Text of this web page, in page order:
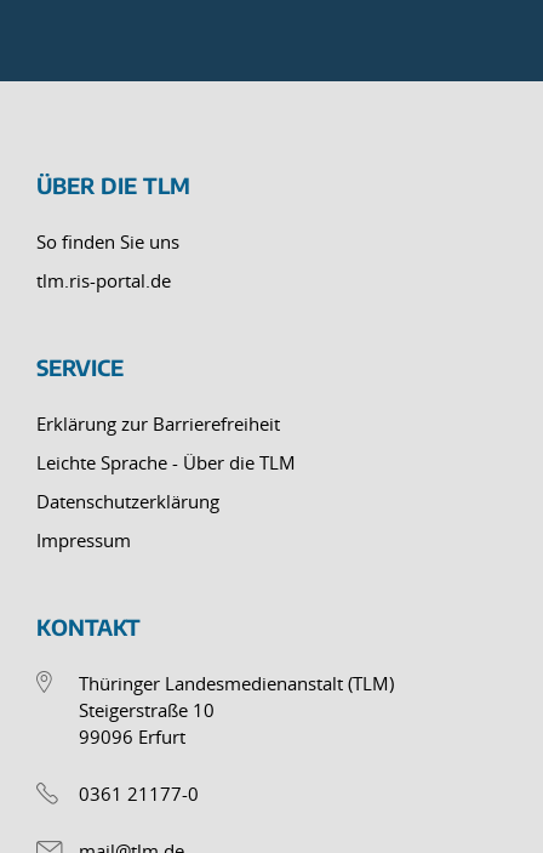
ÜBER DIE TLM
So finden Sie uns
tlm.ris-portal.de
SERVICE
Erklärung zur Barrierefreiheit
Leichte Sprache - Über die TLM
Datenschutzerklärung
Impressum
KONTAKT
Thüringer Landesmedienanstalt (TLM)
Steigerstraße 10
99096 Erfurt
0361 21177-0